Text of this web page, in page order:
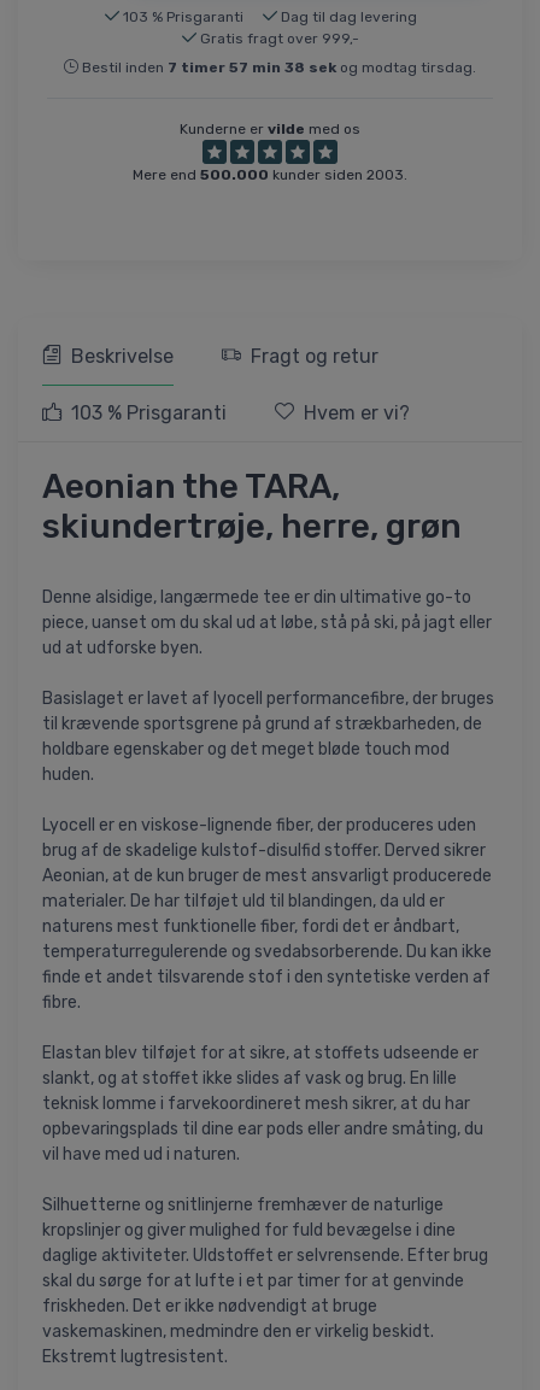
103 % Prisgaranti
Dag til dag levering
Gratis fragt over 999,-
Bestil inden 7 timer 57 min 38 sek og modtag tirsdag.
Kunderne er vilde med os
Mere end 500.000 kunder siden 2003.
Beskrivelse Fragt og retur
103 % Prisgaranti Hvem er vi?
Aeonian the TARA,
skiundertrøje, herre, grøn
Denne alsidige, langærmede tee er din ultimative go-to
piece, uanset om du skal ud at løbe, stå på ski, på jagt eller
ud at udforske byen.
Basislaget er lavet af lyocell performancefibre, der bruges
til krævende sportsgrene på grund af strækbarheden, de
holdbare egenskaber og det meget bløde touch mod
huden.
Lyocell er en viskose-lignende fiber, der produceres uden
brug af de skadelige kulstof-disulfid stoffer. Derved sikrer
Aeonian, at de kun bruger de mest ansvarligt producerede
materialer. De har tilføjet uld til blandingen, da uld er
naturens mest funktionelle fiber, fordi det er åndbart,
temperaturregulerende og svedabsorberende. Du kan ikke
finde et andet tilsvarende stof i den syntetiske verden af
fibre.
Elastan blev tilføjet for at sikre, at stoffets udseende er
slankt, og at stoffet ikke slides af vask og brug. En lille
teknisk lomme i farvekoordineret mesh sikrer, at du har
opbevaringsplads til dine ear pods eller andre småting, du
vil have med ud i naturen.
Silhuetterne og snitlinjerne fremhæver de naturlige
kropslinjer og giver mulighed for fuld bevægelse i dine
daglige aktiviteter. Uldstoffet er selvrensende. Efter brug
skal du sørge for at lufte i et par timer for at genvinde
friskheden. Det er ikke nødvendigt at bruge
vaskemaskinen, medmindre den er virkelig beskidt.
Ekstremt lugtresistent.